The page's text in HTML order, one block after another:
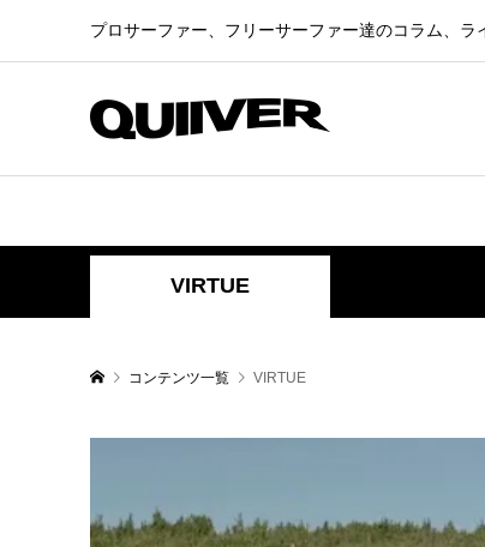
プロサーファー、フリーサーファー達のコラム、
VIRTUE
コンテンツ一覧 VIRTUE